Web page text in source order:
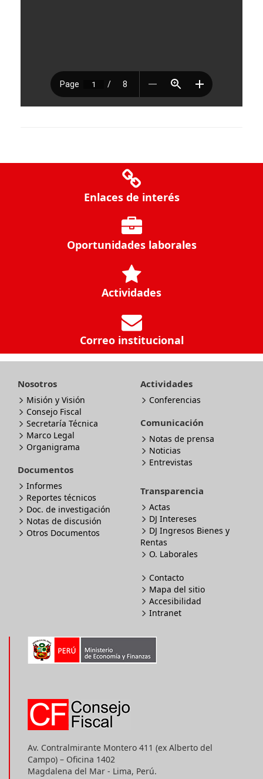
Enlaces de interés
Oportunidades laborales
Actividades
Correo institucional
Nosotros
Misión y Visión
Consejo Fiscal
Secretaría Técnica
Marco Legal
Organigrama
Documentos
Informes
Reportes técnicos
Doc. de investigación
Notas de discusión
Otros Documentos
Actividades
Conferencias
Comunicación
Notas de prensa
Noticias
Entrevistas
Transparencia
Actas
DJ Intereses
DJ Ingresos Bienes y
Rentas
O. Laborales
Contacto
Mapa del sitio
Accesibilidad
Intranet
Av. Contralmirante Montero 411 (ex Alberto del
Campo) – Oficina 1402
Magdalena del Mar - Lima, Perú.